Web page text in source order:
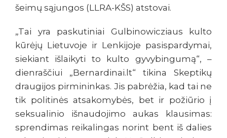
šeimų sąjungos (LLRA-KŠS) atstovai.
„Tai yra paskutiniai Gulbinowicziaus kulto
kūrėjų Lietuvoje ir Lenkijoje pasispardymai,
siekiant išlaikyti to kulto gyvybingumą“, –
dienraščiui „Bernardinai.lt“ tikina Skeptikų
draugijos pirmininkas. Jis pabrėžia, kad tai ne
tik politinės atsakomybės, bet ir požiūrio į
seksualinio išnaudojimo aukas klausimas:
sprendimas reikalingas norint bent iš dalies